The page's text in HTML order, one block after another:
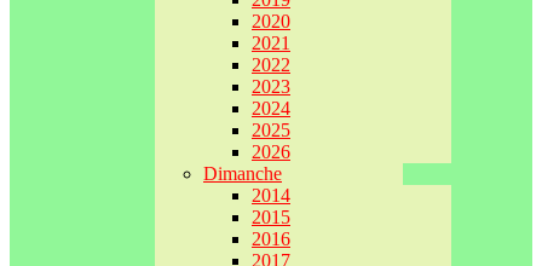
2020
2021
2022
2023
2024
2025
2026
Dimanche
2014
2015
2016
2017